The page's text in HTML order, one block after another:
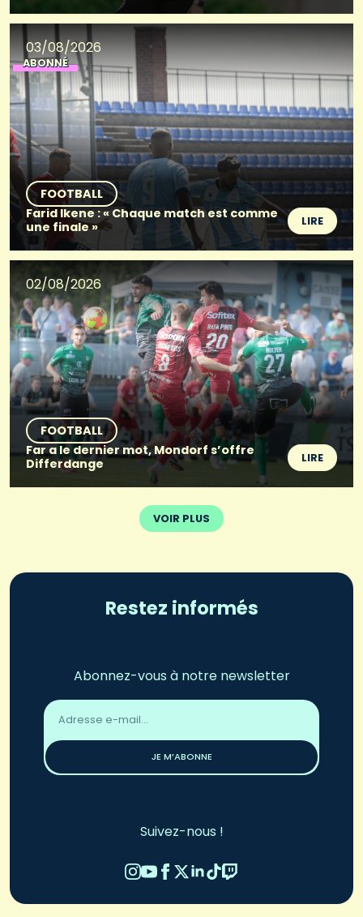
03/08/2026
ABONNÉ
FOOTBALL
Farid Ikene : « Chaque match est comme
une finale »
LIRE
02/08/2026
FOOTBALL
Far a le dernier mot, Mondorf s’offre
Differdange
LIRE
VOIR PLUS
Restez informés
Abonnez-vous à notre newsletter
Adresse
email
JE M’ABONNE
Suivez-nous !